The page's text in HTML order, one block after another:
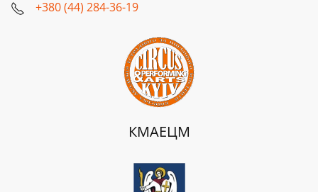
+380 (44) 284-36-19
КМАЕЦМ